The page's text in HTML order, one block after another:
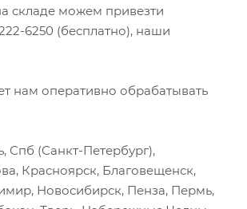
складе можем привезти
6250 (бесплатно), наши
нам оперативно обрабатывать
Спб (Санкт-Петербург),
Красноярск, Благовещенск,
Новосибирск, Пенза, Пермь,